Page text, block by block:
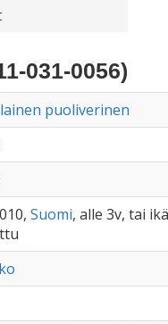
031-0056)
puoliverinen
Suomi, alle 3v, tai